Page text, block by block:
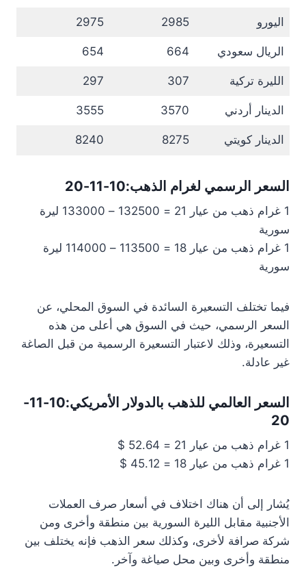
اليورو 2985
2975
الريال سعودي 664
654
الليرة تركية 307
297
الدينار أردني 3570
3555
الدينار كويتي 8275
8240
السعر الرسمي لغرام الذهب:10-11-20
1 غرام ذهب من عيار 21 = 132500 – 133000 ليرة
سورية
1 غرام ذهب من عيار 18 = 113500 – 114000 ليرة
سورية
فيما تختلف التسعيرة السائدة في السوق المحلي، عن
السعر الرسمي، حيث في السوق هي أعلى من هذه
التسعيرة، وذلك لاعتبار التسعيرة الرسمية من قبل الصاغة
غير عادلة.
السعر العالمي للذهب بالدولار الأمريكي:10-11-
20
1 غرام ذهب من عيار 21 = 52.64 $
1 غرام ذهب من عيار 18 = 45.12 $
يُشار إلى أن هناك اختلاف في أسعار صرف العملات
الأجنبية مقابل الليرة السورية بين منطقة وأخرى ومن
شركة صرافة لأخرى، وكذلك سعر الذهب فإنه يختلف بين
منطقة وأخرى وبين محل صياغة وآخر.